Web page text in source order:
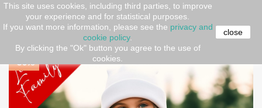
This site uses cookies, including third parties, to improve
your experience and for statistical purposes.
If you want more information, please see the privacy and
cookie policy.
By clicking the "Ok" button you agree to the use of
cookies.
close
Home CHRISTMAS KIDS KIDS
Felpa bimba
"Linea Family" Omini di marzapane da personalizzare
-30%